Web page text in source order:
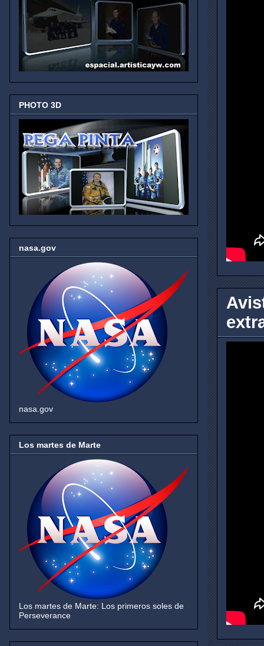
PHOTO 3D
nasa.gov
nasa.gov
Los martes de Marte
Los martes de Marte: Los primeros soles de
Perseverance